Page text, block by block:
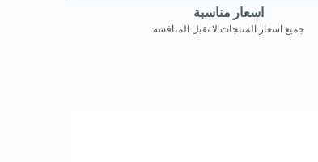
اسعار مناسبة
جميع اسعار المنتجات لا تقبل المنافسة